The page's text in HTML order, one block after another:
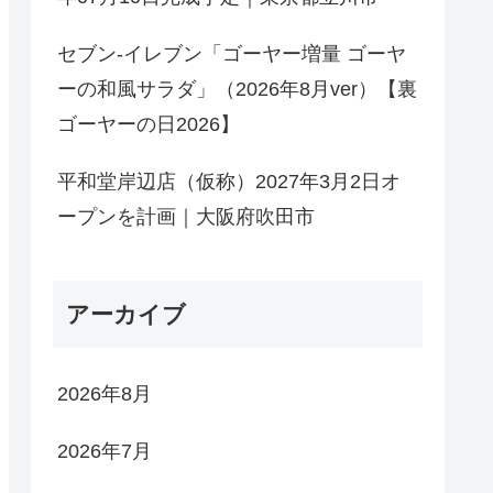
セブン-イレブン「ゴーヤー増量 ゴーヤ
ーの和風サラダ」（2026年8月ver）【裏
ゴーヤーの日2026】
平和堂岸辺店（仮称）2027年3月2日オ
ープンを計画｜大阪府吹田市
アーカイブ
2026年8月
2026年7月